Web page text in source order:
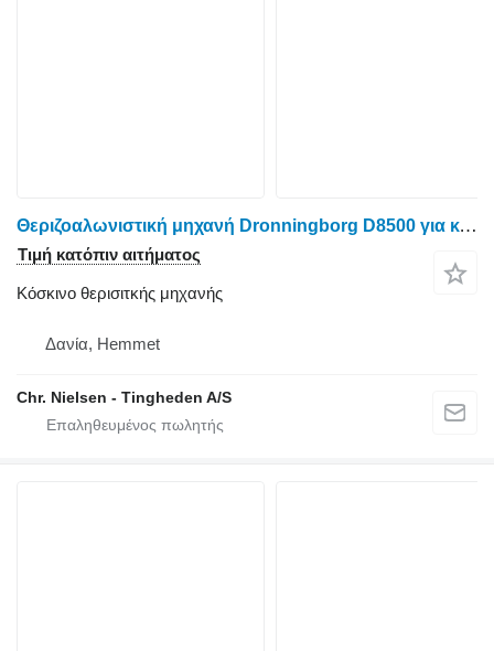
Θεριζοαλωνιστική μηχανή Dronningborg D8500 για κόσκινο θερισιτκής μηχανής
Τιμή κατόπιν αιτήματος
Κόσκινο θερισιτκής μηχανής
Δανία, Hemmet
Chr. Nielsen - Tingheden A/S